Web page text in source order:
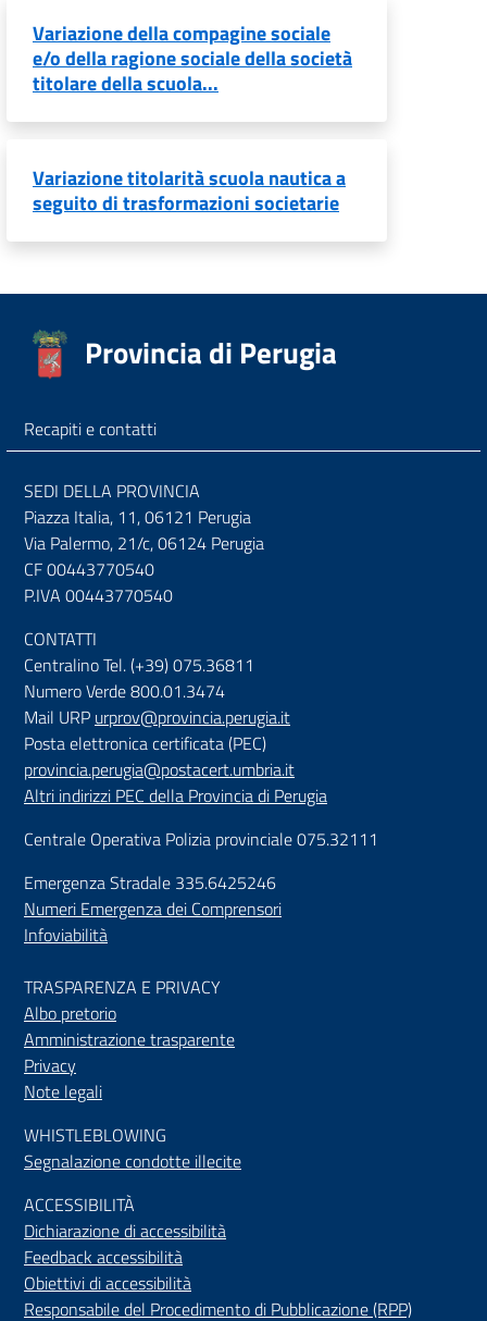
Variazione della compagine sociale
e/o della ragione sociale della società
titolare della scuola...
Variazione titolarità scuola nautica a
seguito di trasformazioni societarie
Provincia di Perugia
Recapiti e contatti
SEDI DELLA PROVINCIA
Piazza Italia, 11, 06121 Perugia
Via Palermo, 21/c, 06124 Perugia
CF 00443770540
P.IVA 00443770540
CONTATTI
Centralino Tel. (+39) 075.36811
Numero Verde 800.01.3474
Mail URP urprov@provincia.perugia.it
Posta elettronica certificata (PEC)
provincia.perugia@postacert.umbria.it
Altri indirizzi PEC della Provincia di Perugia
Centrale Operativa Polizia provinciale 075.32111
Emergenza Stradale 335.6425246
Numeri Emergenza dei Comprensori
Infoviabilità
TRASPARENZA E PRIVACY
Albo pretorio
Amministrazione trasparente
Privacy
Note legali
WHISTLEBLOWING
Segnalazione condotte illecite
ACCESSIBILITÀ
Dichiarazione di accessibilità
Feedback accessibilità
Obiettivi di accessibilità
Responsabile del Procedimento di Pubblicazione (RPP)